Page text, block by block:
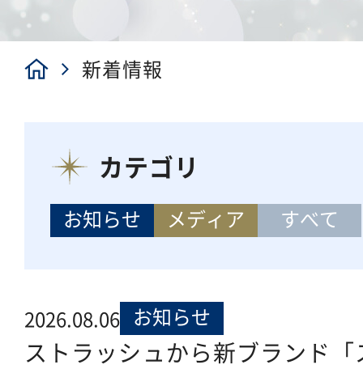
新着情報
カテゴリ
お知らせ メディア すべて
2026.08.06 お知らせ
ストラッシュから新ブランド